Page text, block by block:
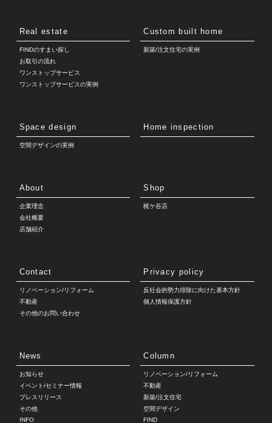
Real estate
FINDのすまい探し
お取引の流れ
ワンストップサービス
ワンストップサービスの実例
Custom built home
新築/注文住宅の実例
Space design
空間デザインの実例
Home inspection
About
企業理念
会社概要
店舗紹介
Shop
梶ケ谷店
Contact
リノベーション/リフォーム
不動産
その他のお問い合わせ
Privacy policy
反社会的勢力排除に向けた基本方針
個人情報保護方針
News
お知らせ
イベント/セミナー情報
プレスリリース
その他
INFO
Column
リノベーション/リフォーム
不動産
新築/注文住宅
空間デザイン
FIND